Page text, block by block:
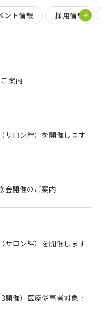
ント情報 採用情報
案内
サロン絆）を開催します
開催のご案内
サロン絆）を開催します
療従事者対象を開催します。